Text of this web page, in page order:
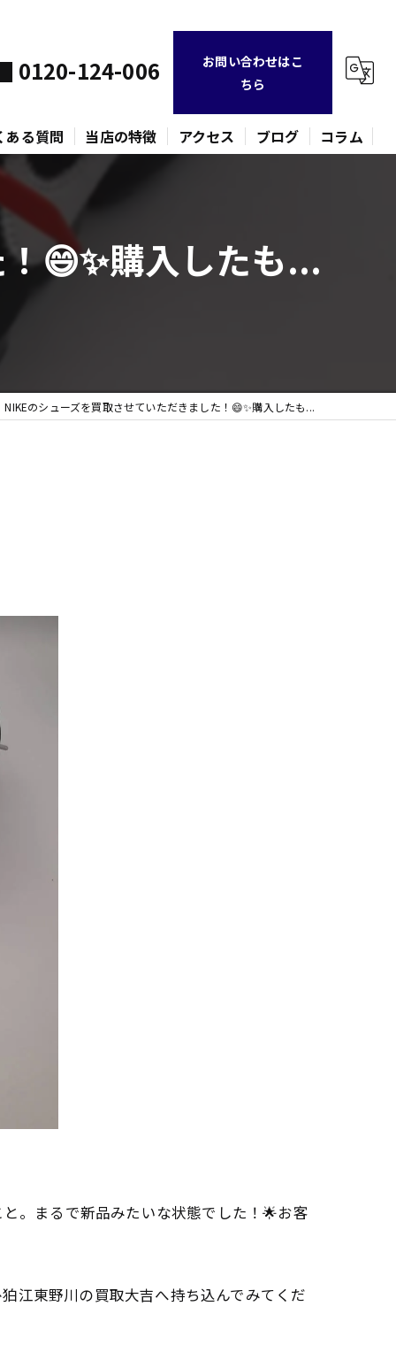
0120-124-006
お問い合わせはこ
ちら
ある質問 当店の特徴
不用品
時計
ネックレス
アクセス ブログ コラム
😄✨購入したも...
NIKEのシューズを買取させていただきました！😄✨購入したも...
。まるで新品みたいな状態でした！🌟お客
江東野川の買取大吉へ持ち込んでみてくだ